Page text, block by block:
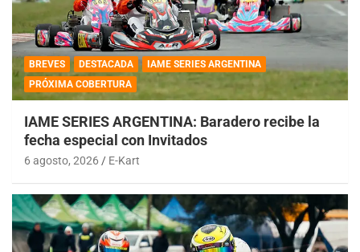
BREVES DESTACADA
IAME SERIES ARGENTINA
PRÓXIMA COBERTURA
IAME SERIES ARGENTINA: Baradero recibe la
fecha especial con Invitados
6 agosto, 2026 E-Kart